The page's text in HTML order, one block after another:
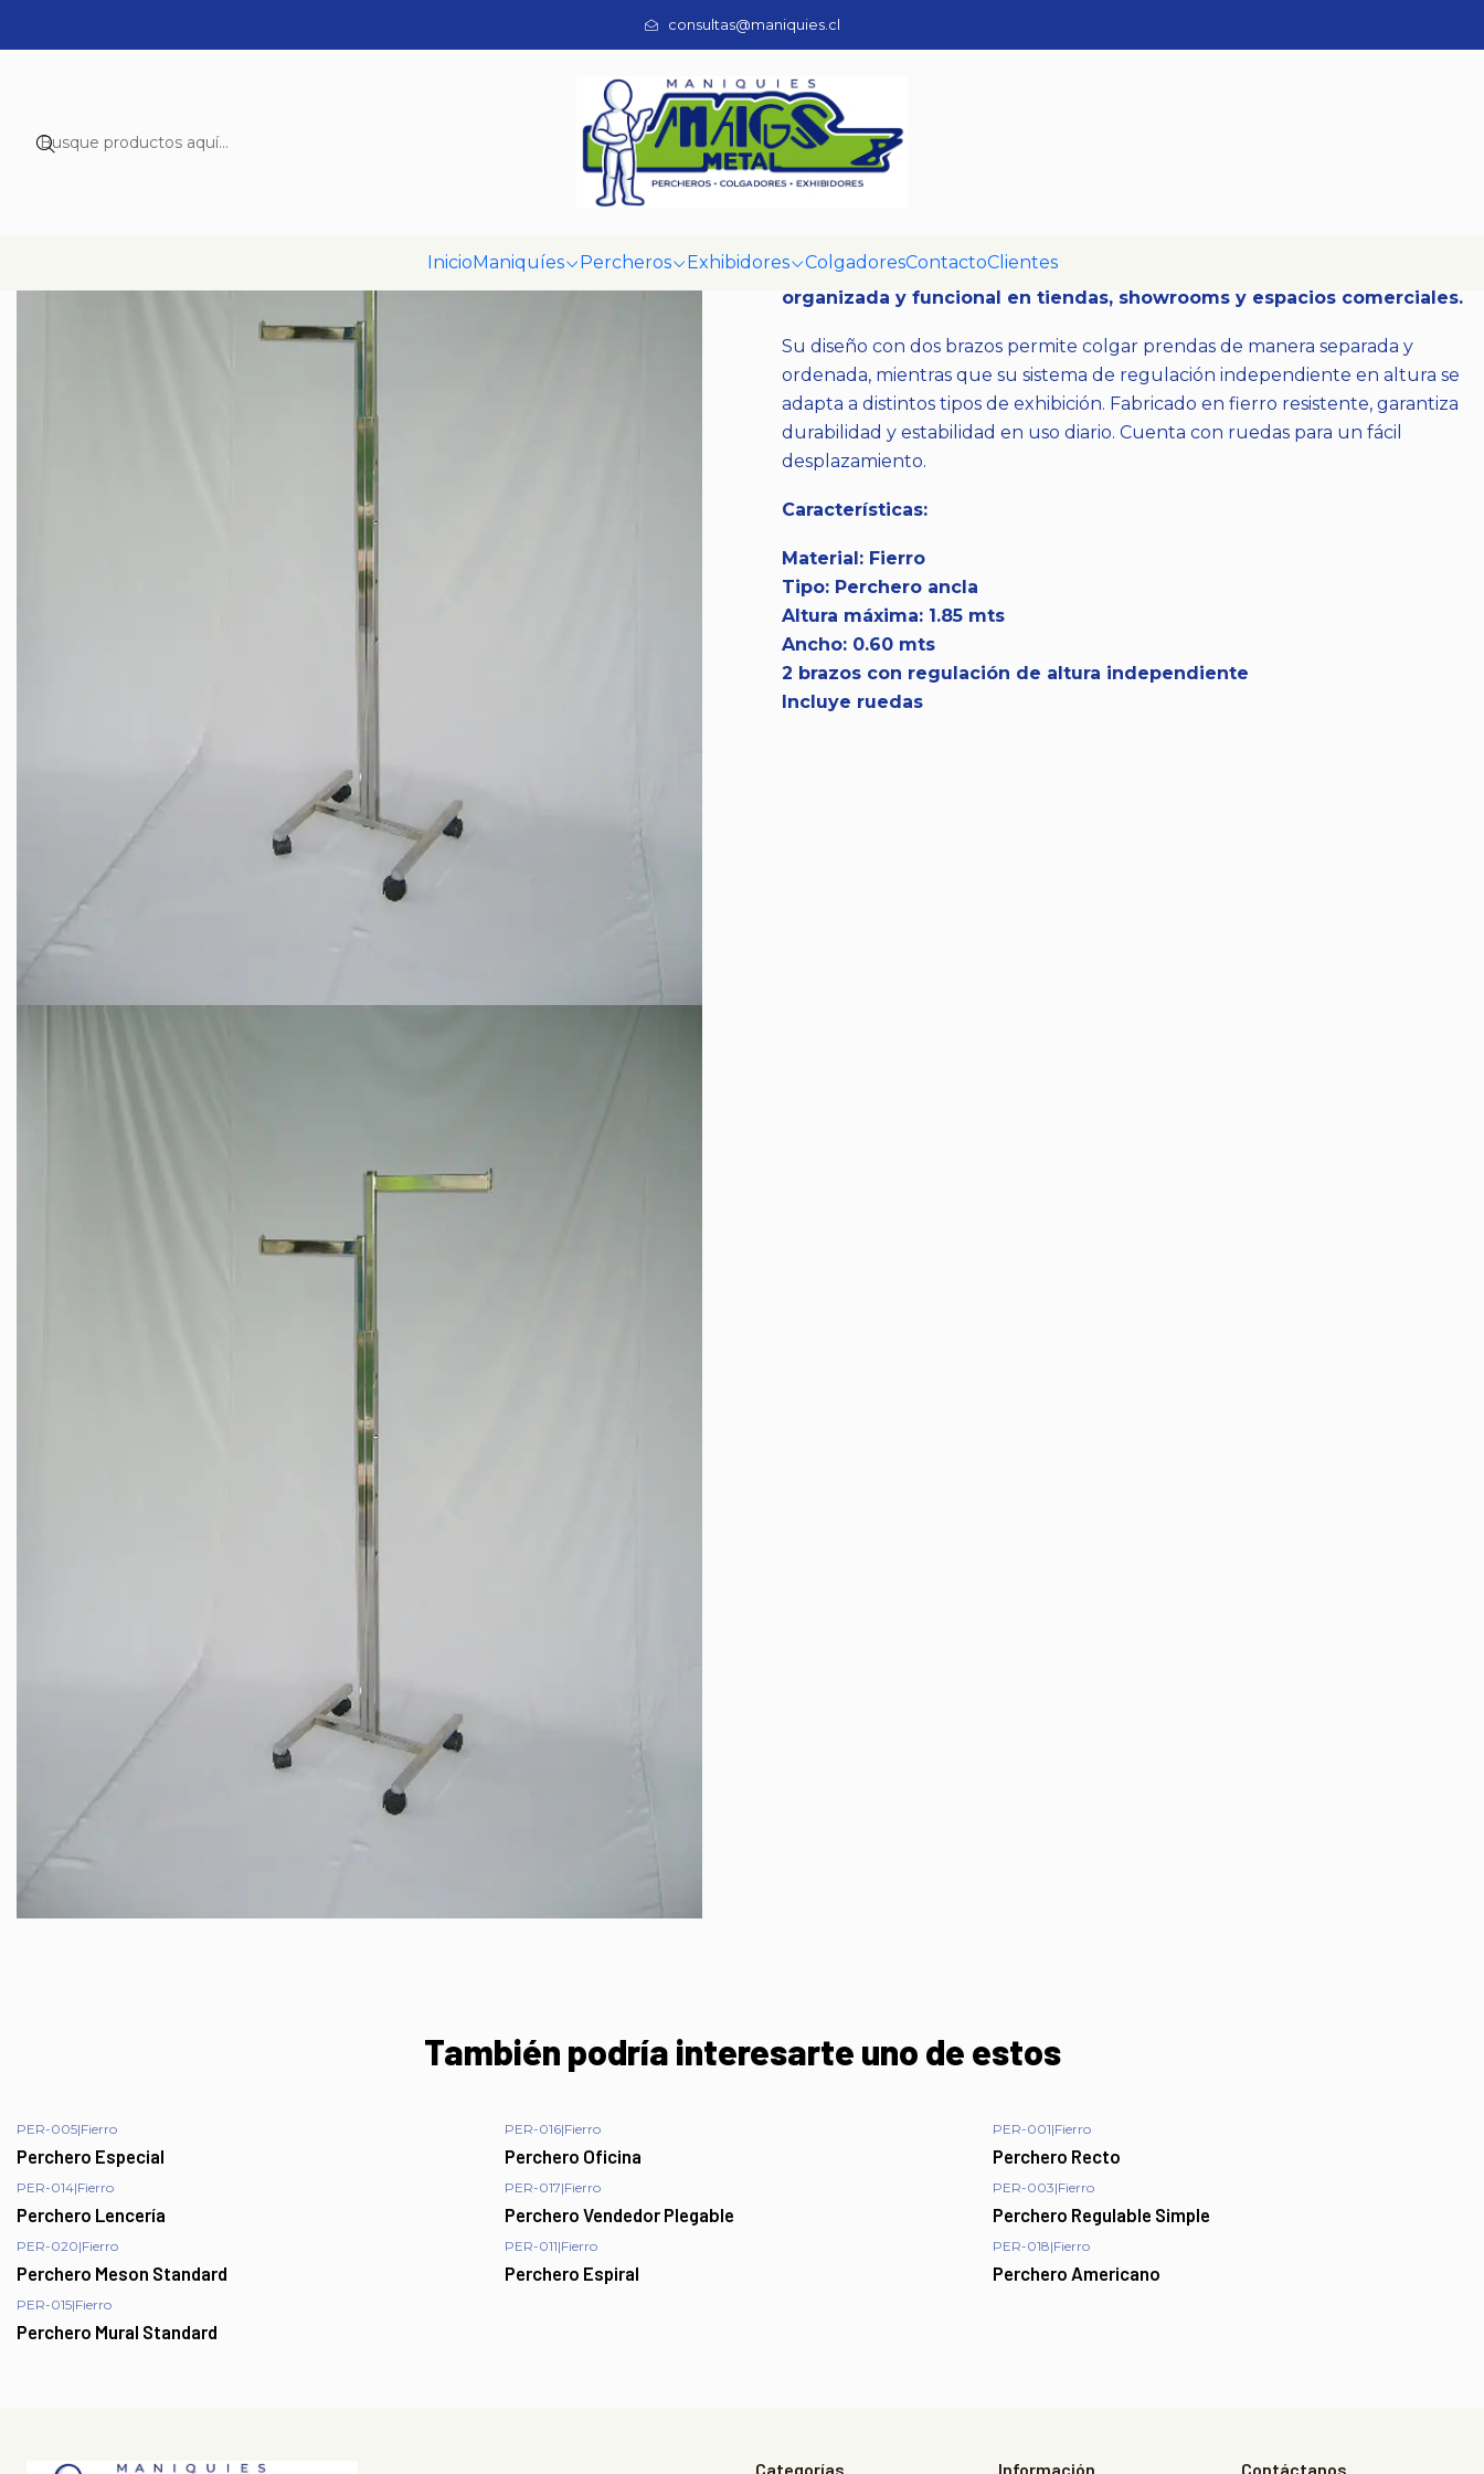
InicioManiquíes Percheros Exhibidores ColgadoresContactoClientes
consultas@maniquies.cl
Percheros Percheros Perchero Ancla
|
Perchero Ancla
Mostrar stock de ubicaciones
Perchero ancla metálico, ideal para exhibir prendas de forma
organizada y funcional en tiendas, showrooms y espacios comerciales.
Su diseño con dos brazos permite colgar prendas de manera separada y
ordenada, mientras que su sistema de regulación independiente en altura se
adapta a distintos tipos de exhibición. Fabricado en fierro resistente, garantiza
durabilidad y estabilidad en uso diario. Cuenta con ruedas para un fácil
desplazamiento.
Características:
Material: Fierro
Tipo: Perchero ancla
Altura máxima: 1.85 mts
Ancho: 0.60 mts
2 brazos con regulación de altura independiente
Incluye ruedas
También podría interesarte uno de estos
PER-005|Fierro
Perchero Especial
PER-016|Fierro
Perchero Oficina
PER-001|Fierro
Perchero Recto
PER-014|Fierro
Perchero Lencería
PER-017|Fierro
Perchero Vendedor Plegable
PER-003|Fierro
Perchero Regulable Simple
PER-020|Fierro
Perchero Meson Standard
PER-011|Fierro
Perchero Espiral
PER-018|Fierro
Perchero Americano
PER-015|Fierro
Perchero Mural Standard
Categorías Información Contáctanos